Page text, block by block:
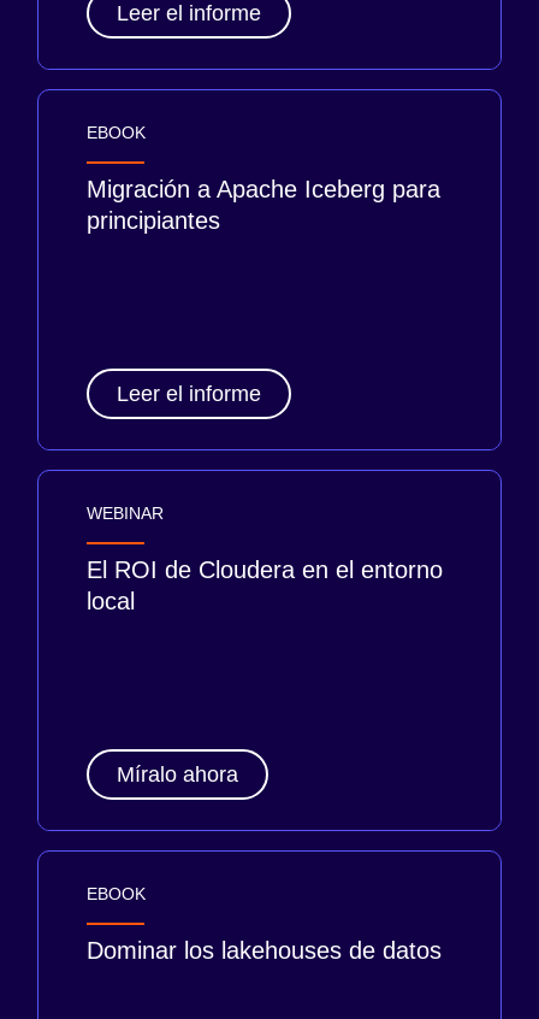
Leer el informe
EBOOK
Migración a Apache Iceberg para
principiantes
Leer el informe
WEBINAR
El ROI de Cloudera en el entorno
local
Míralo ahora
EBOOK
Dominar los lakehouses de datos